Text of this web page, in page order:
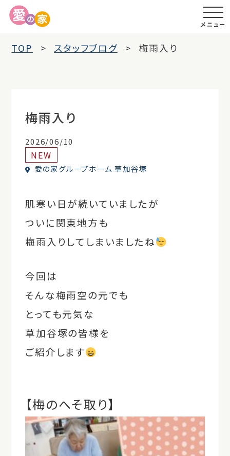
メニュー
TOP スタッフブログ 梅雨入り
梅雨入り
2026/06/10
NEW
愛の家グループホーム 草加谷塚
肌寒い日が続いていましたが
ついに関東地方も
梅雨入りしてしまいましたね
今回は
そんな梅雨空の元でも
とっても元気な
草加谷塚の皆様を
ご紹介します
【梅のへそ取り】